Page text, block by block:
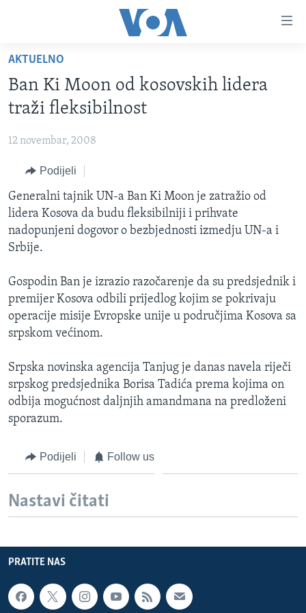
glavni
sadržaj
Pređi
na
glavnu
pretragu
VIDEO
VIJESTI
SJEDINJENE AMERIČKE DRŽAVE
BOSNA I HERCEGOVINA
NAUKA I TEHNOLOGIJA
SPECIJALNI PROJEKTI
KORUPCIJA
SLOBODA MEDIJA
IZBJEGLIČKA STRANA
MAGAZIN
O GLASU AMERIKE
Learning English
PRATITE NAS
AKTUELNO
Ban Ki Moon od kosovskih lidera
traži fleksibilnost
12 novembar, 2008
Podijeli
Generalni tajnik UN-a Ban Ki Moon je zatražio od
lidera Kosova da budu fleksibilniji i prihvate
nadopunjeni dogovor o bezbjednosti izmedju UN-a i
Srbije.
Gospodin Ban je izrazio razočarenje da su predsjednik i
premijer Kosova odbili prijedlog kojim se pokrivaju
operacije misije Evropske unije u područjima Kosova sa
srpskom većinom.
Srpska novinska agencija Tanjug je danas navela riječi
srpskog predsjednika Borisa Tadića prema kojima on
odbija mogućnost daljnjih amandmana na predloženi
sporazum.
Podijeli Follow us
Nastavi čitati
PRATITE NAS